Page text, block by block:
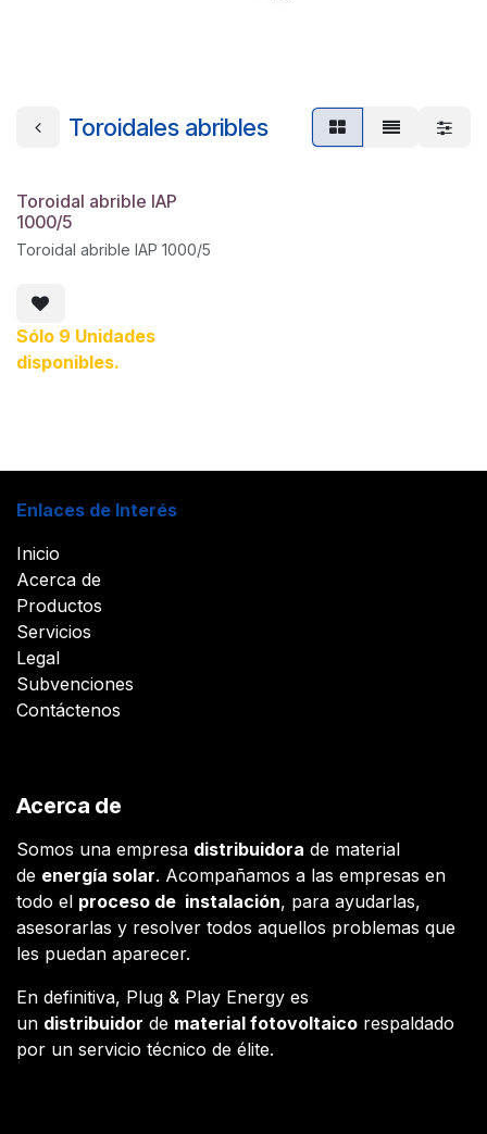
Toroidales abribles
Toroidal abrible IAP
1000/5
Toroidal abrible IAP 1000/5
Sólo 9 Unidades
disponibles.
Enlaces de Interés
Inicio
Acerca de
Productos
Servicios
Legal
Subvenciones
Contáctenos
Acerca de
Somos una empresa distribuidora de material
de energía solar. Acompañamos a las empresas en
todo el proceso de instalación, para ayudarlas,
asesorarlas y resolver todos aquellos problemas que
les puedan aparecer.
En definitiva, Plug & Play Energy es
un distribuidor de material fotovoltaico respaldado
por un servicio técnico de élite.